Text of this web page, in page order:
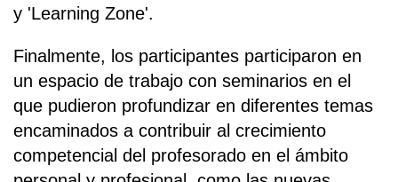
y 'Learning Zone'.
Finalmente, los participantes participaron en
un espacio de trabajo con seminarios en el
que pudieron profundizar en diferentes temas
encaminados a contribuir al crecimiento
competencial del profesorado en el ámbito